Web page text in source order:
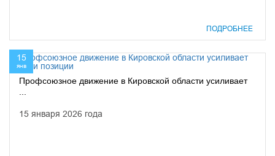
ПОДРОБНЕЕ
15
янв
Профсоюзное движение в Кировской области усиливает
15 января 2026 года